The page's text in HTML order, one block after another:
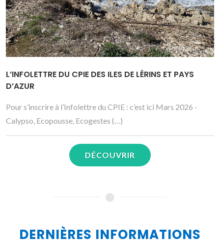
L’INFOLETTRE DU CPIE DES ILES DE LÉRINS ET PAYS
D’AZUR
Pour s’inscrire à l’Infolettre du CPIE : c’est ici Mars 2026 -
Calypso, Ecopousse, Ecogestes (…)
DÉCOUVRIR
DERNIÈRES INFORMATIONS